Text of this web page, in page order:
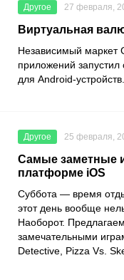
Другое 27 февраля,
Виртуальная
Независимый маркет
приложений
для Android-устройств.
Другое 25 февраля,
Самые заметные
платформе iOS
Суббота — время
этот день вообще
Наоборот.
замечательными
Detective, Pizza Vs.